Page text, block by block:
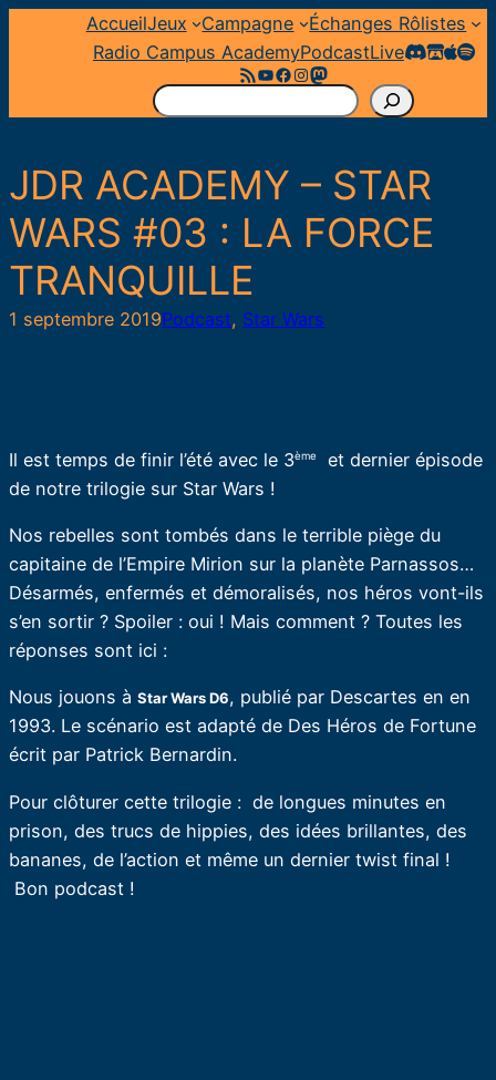
AccueilJeux Campagne
Échanges Rôlistes
Radio Campus AcademyPodcastLive
Flux RSS YouTube Facebook InstagramMastodon
R
h
e
r
c
h
e
JDR ACADEMY – STAR
WARS #03 : LA FORCE
TRANQUILLE
1 septembre 2019Podcast, Star Wars
Il est temps de finir l’été avec le 3ème
et dernier épisode
de notre trilogie sur Star Wars !
Nos rebelles sont tombés dans le terrible piège du
capitaine de l’Empire Mirion sur la planète Parnassos…
Désarmés, enfermés et démoralisés, nos héros vont-ils
s’en sortir ? Spoiler : oui ! Mais comment ? Toutes les
réponses sont ici :
Nous jouons à Star Wars D6, publié par Descartes en en
1993. Le scénario est adapté de Des Héros de Fortune
écrit par Patrick Bernardin.
Pour clôturer cette trilogie : de longues minutes en
prison, des trucs de hippies, des idées brillantes, des
bananes, de l’action et même un dernier twist final !
Bon podcast !